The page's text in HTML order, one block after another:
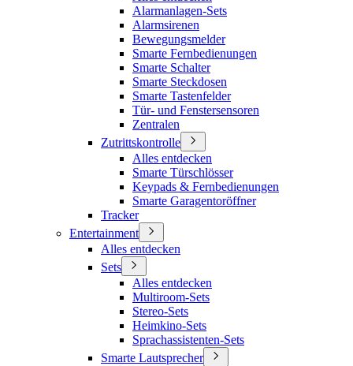
Alarmanlagen-Sets
Alarmsirenen
Bewegungsmelder
Smarte Fernbedienungen
Smarte Schalter
Smarte Steckdosen
Smarte Tastenfelder
Tür- und Fenstersensoren
Zentralen
Zutrittskontrolle
Alles entdecken
Smarte Türschlösser
Keypads & Fernbedienungen
Smarte Garagentoröffner
Tracker
Entertainment
Alles entdecken
Sets
Alles entdecken
Multiroom-Sets
Stereo-Sets
Heimkino-Sets
Sprachassistenten-Sets
Smarte Lautsprecher